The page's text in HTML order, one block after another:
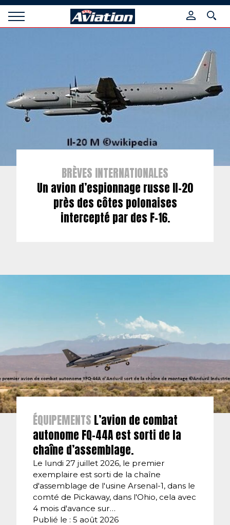
Raids
BRÈVES INTERNATIONALES
Un avion d’espionnage russe Il-20
près des côtes polonaises
intercepté par des F-16.
ÉQUIPEMENTS L’avion de combat
autonome FQ-44A est sorti de la
chaîne d’assemblage.
Le lundi 27 juillet 2026, le premier
exemplaire est sorti de la chaîne
d'assemblage de l'usine Arsenal-1, dans le
comté de Pickaway, dans l'Ohio, cela avec
4 mois d'avance sur…
Publié le : 5 août 2026
Panneau de gestion des cookies